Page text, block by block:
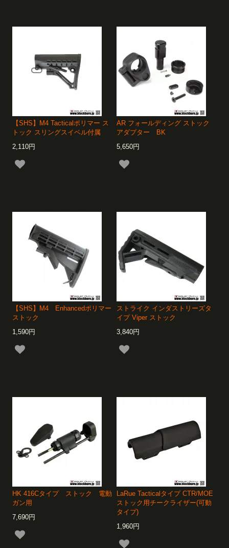
【SHS】M4 Tacticalポリマー ス
トック スリングスイベル付属
2,110円
AR フォールディング ストック
アダプター BK
5,650円
【SHS】M4 Enhancedポリマー
ストック
1,590円
ストライク インダストリーズタ
イプ Viper ストック
3,840円
HK 416Cタイプ ストック 電動
ガン用
7,690円
LaRue Tacticalタイプ CTR/MOE
ストック用チークライザー(可動
タイプ)
1,960円